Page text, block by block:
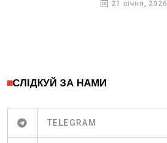
21 січня, 2026
СЛІДКУЙ ЗА НАМИ
TELEGRAM